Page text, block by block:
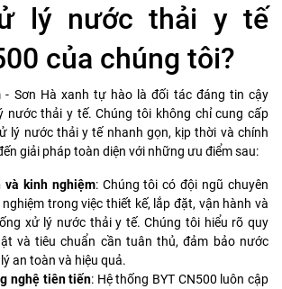
lý nước thải y tế
của chúng tôi?
- Sơn Hà xanh tự hào là đối tác đáng tin cậy
nước thải y tế. Chúng tôi không chỉ cung cấp
lý nước thải y tế nhanh gọn, kịp thời và chính
giải pháp toàn diện với những ưu điểm sau:
và kinh nghiệm: Chúng tôi có đội ngũ chuyên
trong việc thiết kế, lắp đặt, vận hành và
xử lý nước thải y tế. Chúng tôi hiểu rõ quy
và tiêu chuẩn cần tuân thủ, đảm bảo nước
an toàn và hiệu quả.
nghệ tiên tiến: Hệ thống BYT CN500 luôn cập